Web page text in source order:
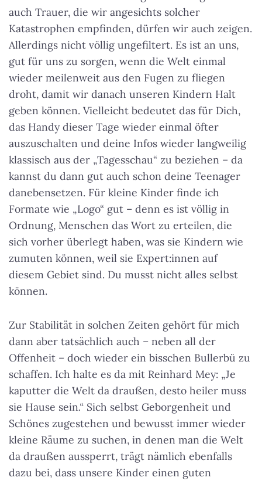
auch Trauer, die wir angesichts solcher
Katastrophen empfinden, dürfen wir auch zeigen.
Allerdings nicht völlig ungefiltert. Es ist an uns,
gut für uns zu sorgen, wenn die Welt einmal
wieder meilenweit aus den Fugen zu fliegen
droht, damit wir danach unseren Kindern Halt
geben können. Vielleicht bedeutet das für Dich,
das Handy dieser Tage wieder einmal öfter
auszuschalten und deine Infos wieder langweilig
klassisch aus der „Tagesschau“ zu beziehen – da
kannst du dann gut auch schon deine Teenager
danebensetzen. Für kleine Kinder finde ich
Formate wie „Logo“ gut – denn es ist völlig in
Ordnung, Menschen das Wort zu erteilen, die
sich vorher überlegt haben, was sie Kindern wie
zumuten können, weil sie Expert:innen auf
diesem Gebiet sind. Du musst nicht alles selbst
können.
Zur Stabilität in solchen Zeiten gehört für mich
dann aber tatsächlich auch – neben all der
Offenheit – doch wieder ein bisschen Bullerbü zu
schaffen. Ich halte es da mit Reinhard Mey: „Je
kaputter die Welt da draußen, desto heiler muss
sie Hause sein.“ Sich selbst Geborgenheit und
Schönes zugestehen und bewusst immer wieder
kleine Räume zu suchen, in denen man die Welt
da draußen aussperrt, trägt nämlich ebenfalls
dazu bei, dass unsere Kinder einen guten